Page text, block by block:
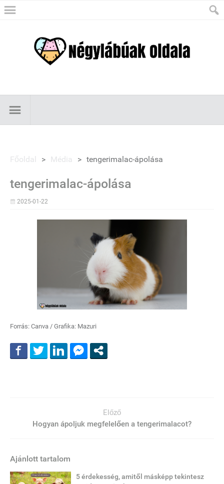
Főoldal > Média > tengerimalac-ápolása
tengerimalac-ápolása
2025-01-22
Forrás: Canva / Grafika: Mazuri
Előző
Hogyan ápoljuk megfelelően a tengerimalacot?
Ajánlott tartalom
5 érdekesség, amitől másképp tekintesz